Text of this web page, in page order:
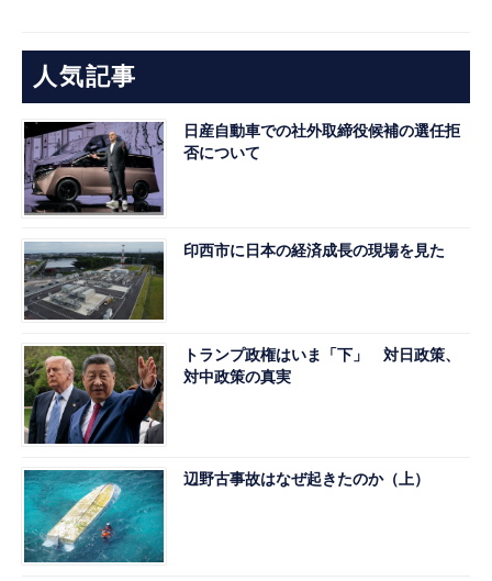
人気記事
日産自動車での社外取締役候補の選任拒
否について
印西市に日本の経済成長の現場を見た
トランプ政権はいま「下」 対日政策、
対中政策の真実
辺野古事故はなぜ起きたのか（上）